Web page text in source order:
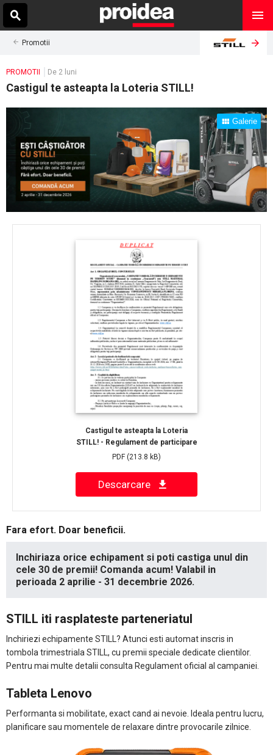
Promotii
PROMOTII De 2 luni
Castigul te asteapta la Loteria STILL!
Galerie
Castigul te asteapta la Loteria
STILL! - Regulament de participare
PDF (213.8 kB)
Descarcare
Fara efort. Doar beneficii.
Inchiriaza orice echipament si poti castiga unul din
cele 30 de premii! Comanda acum! Valabil in
perioada 2 aprilie - 31 decembrie 2026.
STILL iti rasplateste parteneriatul
Inchiriezi echipamente STILL? Atunci esti automat inscris in
tombola trimestriala STILL, cu premii speciale dedicate clientilor.
Pentru mai multe detalii consulta Regulament oficial al campaniei.
Tableta Lenovo
Performanta si mobilitate, exact cand ai nevoie. Ideala pentru lucru,
planificare sau momentele de relaxare dintre provocarile zilnice.